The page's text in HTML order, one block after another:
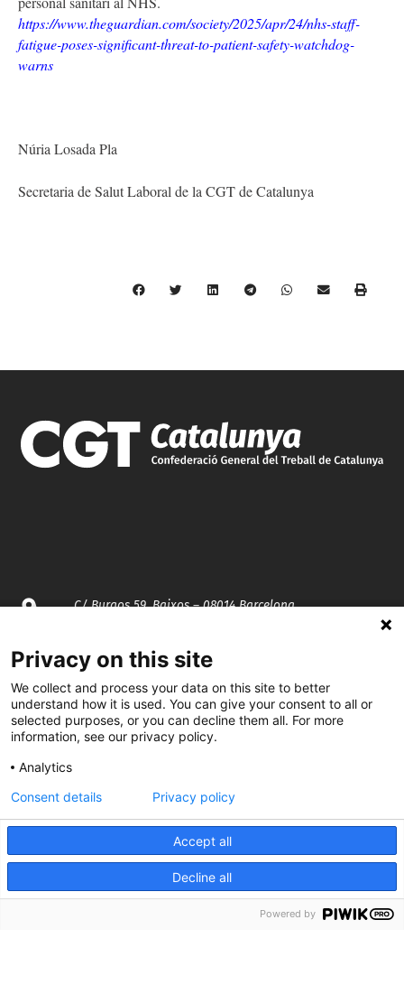
https://www.theguardian.com/society/2025/apr/24/nhs-staff-
fatigue-poses-significant-threat-to-patient-safety-watchdog-
warns
Núria Losada Pla
Secretaria de Salut Laboral de la CGT de Catalunya
C/ Burgos 59, Baixos – 08014 Barcelona
spccc@spcgtcatalunya.cat
935 120 481
CGTCatalunya
cgtcatalunya
Privacy on this site
We collect and process your data on this site to better
understand how it is used. You can give your consent to all or
selected purposes, or you can decline them all. For more
information, see our privacy policy.
Analytics
Accept all
Decline all
Consent details Privacy policy
Powered by